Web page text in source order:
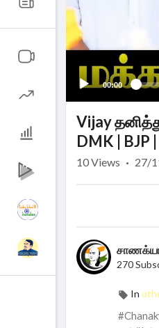
00:00
Vijay
DMK | BJP
10Views · 27/
270
In